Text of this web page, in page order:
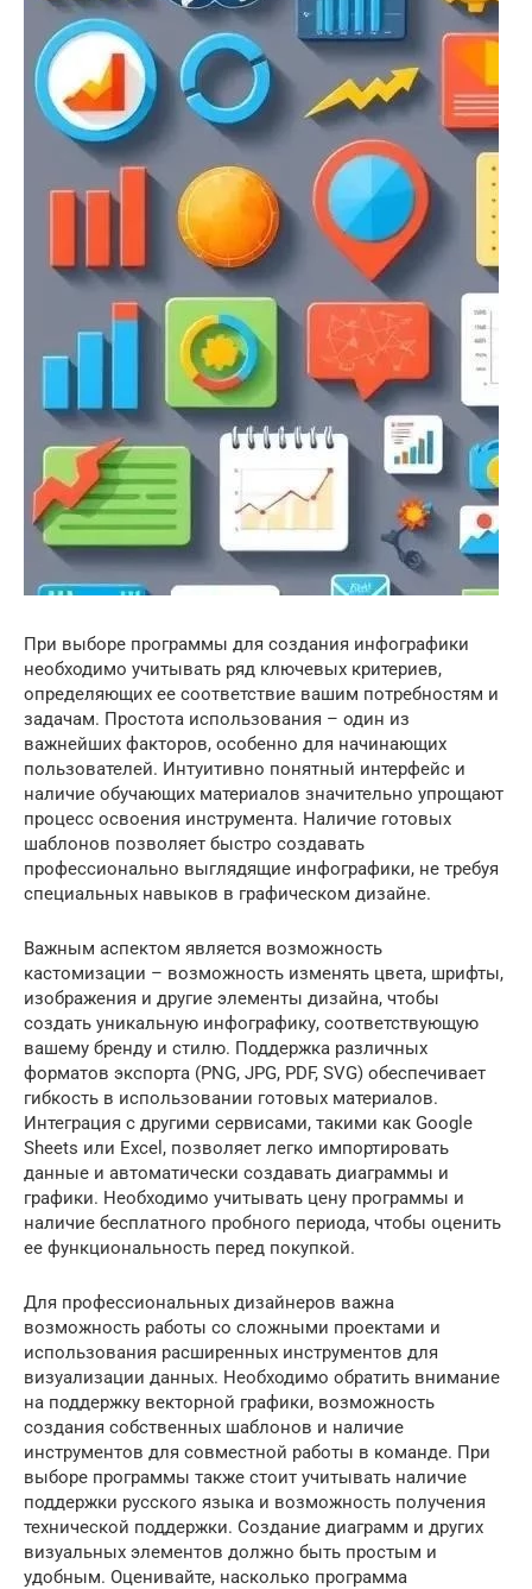
При выборе программы для создания инфографики
необходимо учитывать ряд ключевых критериев,
определяющих ее соответствие вашим потребностям и
задачам. Простота использования – один из
важнейших факторов, особенно для начинающих
пользователей. Интуитивно понятный интерфейс и
наличие обучающих материалов значительно упрощают
процесс освоения инструмента. Наличие готовых
шаблонов позволяет быстро создавать
профессионально выглядящие инфографики, не требуя
специальных навыков в графическом дизайне.
Важным аспектом является возможность
кастомизации – возможность изменять цвета, шрифты,
изображения и другие элементы дизайна, чтобы
создать уникальную инфографику, соответствующую
вашему бренду и стилю. Поддержка различных
форматов экспорта (PNG, JPG, PDF, SVG) обеспечивает
гибкость в использовании готовых материалов.
Интеграция с другими сервисами, такими как Google
Sheets или Excel, позволяет легко импортировать
данные и автоматически создавать диаграммы и
графики. Необходимо учитывать цену программы и
наличие бесплатного пробного периода, чтобы оценить
ее функциональность перед покупкой.
Для профессиональных дизайнеров важна
возможность работы со сложными проектами и
использования расширенных инструментов для
визуализации данных. Необходимо обратить внимание
на поддержку векторной графики, возможность
создания собственных шаблонов и наличие
инструментов для совместной работы в команде. При
выборе программы также стоит учитывать наличие
поддержки русского языка и возможность получения
технической поддержки. Создание диаграмм и других
визуальных элементов должно быть простым и
удобным. Оценивайте, насколько программа